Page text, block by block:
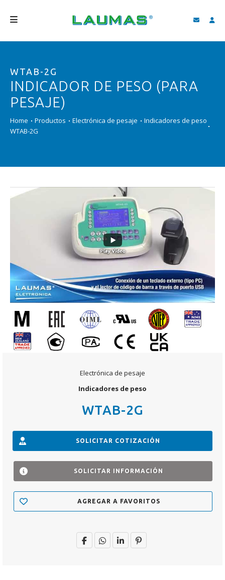
PRODUCTOS
SERVICIOS
VIDEO
BUSCAR
WTAB-2G
INDICADOR DE PESO (PARA
PESAJE)
Home Productos Electrónica de pesaje
Indicadores de peso
WTAB-2G
Electrónica de pesaje
Indicadores de peso
WTAB-2G
SOLICITAR COTIZACIÓN
SOLICITAR INFORMACIÓN
AGREGAR A FAVORITOS